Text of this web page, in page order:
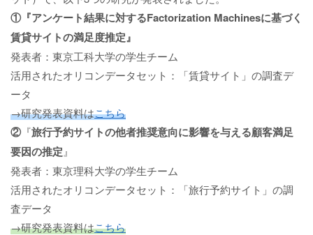
①『アンケート結果に対するFactorization Machinesに基づく
賃貸サイトの満足度推定』
発表者：東京工科大学の学生チーム
活用されたオリコンデータセット：「賃貸サイト」の調査デ
ータ
→研究発表資料はこちら
② 『旅行予約サイトの他者推奨意向に影響を与える顧客満足
要因の推定 』
発表者：東京理科大学の学生チーム
活用されたオリコンデータセット：「旅行予約サイト」の調
査データ
→研究発表資料はこちら